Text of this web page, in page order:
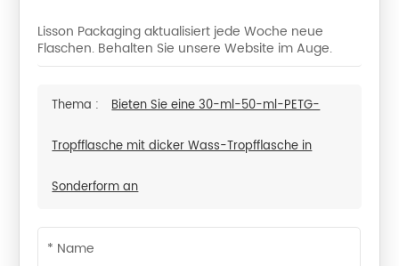
Lisson Packaging aktualisiert jede Woche neue
Flaschen. Behalten Sie unsere Website im Auge.
Thema : Bieten Sie eine 30-ml-50-ml-PETG-
Tropfflasche mit dicker Wass-Tropfflasche in
Sonderform an